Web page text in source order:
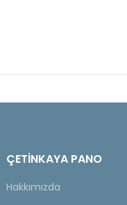
ÇETINKAYA PANO
Hakkımızda